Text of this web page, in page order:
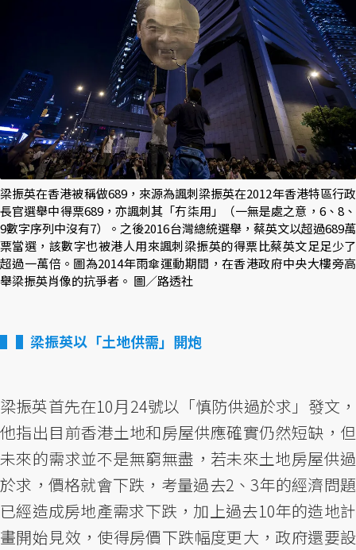
梁振英在香港被稱做689，來源為諷刺梁振英在2012年香港特區行政
長官選舉中得票689，亦諷刺其「冇柒用」（一無是處之意，6、8、
9數字序列中沒有7）。之後2016台灣總統選舉，蔡英文以超過689萬
票當選，該數字也被港人用來諷刺梁振英的得票比蔡英文足足少了
超過一萬倍。圖為2014年雨傘運動期間，在香港政府中央大樓旁高
舉梁振英肖像的抗爭者。 圖／路透社
▌梁振英以「土地供需」開炮
梁振英首先在10月24號以「慎防供過於求」發文，
他指出目前香港土地和房屋供應確實仍然短缺，但
未來的需求並不是無窮無盡，若未來土地房屋供過
於求，價格就會下跌，考量過去2、3年的經濟問題
已經造成房地產需求下跌，加上過去10年的造地計
畫開始見效，使得房價下跌幅度更大，政府還要設